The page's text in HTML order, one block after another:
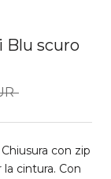
Blu scuro
con zip
cintura. Con